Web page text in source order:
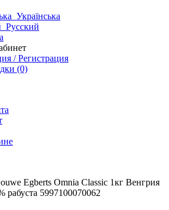
Українська
Русский
/ Регистрация
(0)
Egberts Omnia Classic 1кг Венгрия
рабуста 5997100070062